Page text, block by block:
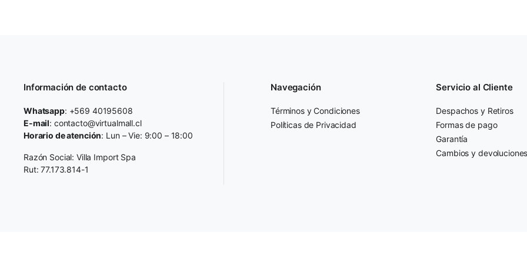
Información de contacto
Whatsapp: +569 40195608
E-mail: contacto@virtualmall.cl
Horario de atención: Lun – Vie: 9:00 – 18:00
Razón Social: Villa Import Spa
Rut: 77.173.814-1
Navegación
Términos y Condiciones
Políticas de Privacidad
Servicio al Cliente
Despachos y Retiros
Formas de pago
Garantía
Cambios y